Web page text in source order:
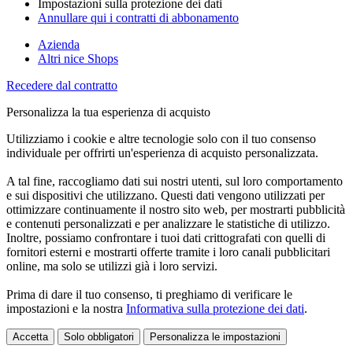
Impostazioni sulla protezione dei dati
Annullare qui i contratti di abbonamento
Azienda
Altri nice Shops
Recedere dal contratto
Personalizza la tua esperienza di acquisto
Utilizziamo i cookie e altre tecnologie solo con il tuo consenso
individuale per offrirti un'esperienza di acquisto personalizzata.
A tal fine, raccogliamo dati sui nostri utenti, sul loro comportamento
e sui dispositivi che utilizzano. Questi dati vengono utilizzati per
ottimizzare continuamente il nostro sito web, per mostrarti pubblicità
e contenuti personalizzati e per analizzare le statistiche di utilizzo.
Inoltre, possiamo confrontare i tuoi dati crittografati con quelli di
fornitori esterni e mostrarti offerte tramite i loro canali pubblicitari
online, ma solo se utilizzi già i loro servizi.
Prima di dare il tuo consenso, ti preghiamo di verificare le
impostazioni e la nostra Informativa sulla protezione dei dati.
Accetta Solo obbligatori Personalizza le impostazioni